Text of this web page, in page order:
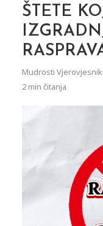
ŠTETE
Mudrosti
2 min čitanja